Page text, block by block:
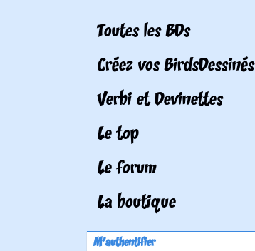
Toutes les BDs
Créez vos BirdsDessinés
Verbi et Devinettes
Le top
Le forum
La boutique
M'authentifier